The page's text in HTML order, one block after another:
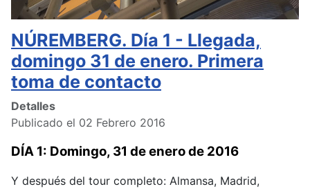
NÚREMBERG. Día 1 - Llegada,
domingo 31 de enero. Primera
toma de contacto
Detalles
Publicado el 02 Febrero 2016
DÍA 1: Domingo, 31 de enero de 2016
Y después del tour completo: Almansa, Madrid,